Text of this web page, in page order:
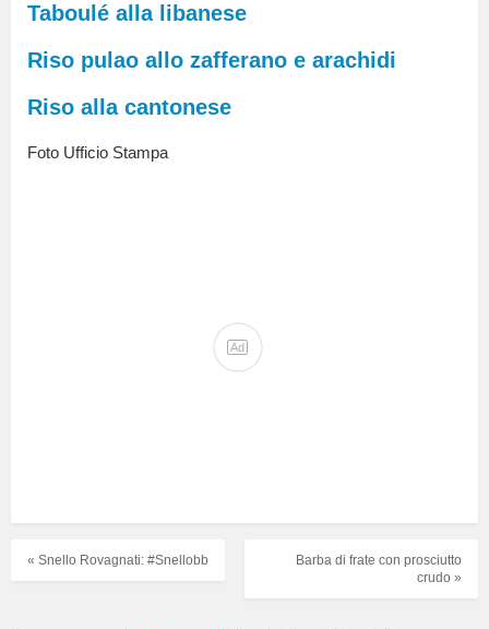
Taboulé alla libanese
Riso pulao allo zafferano e arachidi
Riso alla cantonese
Foto Ufficio Stampa
Ad
Barba di frate con prosciutto
crudo »
« Snello Rovagnati: #Snellobb